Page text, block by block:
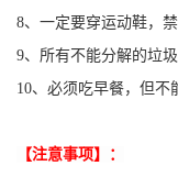
8、一定要穿运动鞋，
9、所有不能分解的垃圾
10、必须吃早餐，但不
【注意事项】：